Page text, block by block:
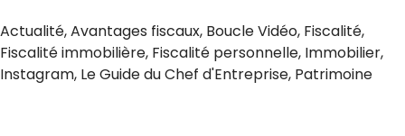
Actualité,Avantages fiscaux, Boucle Vidéo, Fiscalité,
Fiscalité immobilière, Fiscalité personnelle, Immobilier,
Instagram, Le Guide du Chef d'Entreprise, Patrimoine